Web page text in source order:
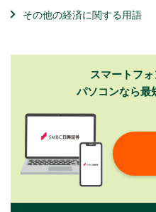
その他の経済に関する用語
スマートフ
パソコンなら最